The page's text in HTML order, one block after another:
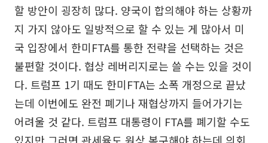
할 방안이 굉장히 많다. 양국이 합의해야 하는 상황까
지 가지 않아도 일방적으로 할 수 있는 게 많아서 미
국 입장에서 한미FTA를 통한 전략을 선택하는 것은
불편할 것이다. 협상 레버리지로는 쓸 수는 있을 것이
다. 트럼프 1기 때도 한미FTA는 소폭 개정으로 끝났
는데 이번에도 완전 폐기나 재협상까지 들어가기는
어려울 것 같다. 트럼프 대통령이 FTA를 폐기할 수도
있지만 그러면 관세율도 원상 복구해야 하는데 의회